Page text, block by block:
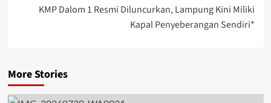
KMP Dalom 1 Resmi Diluncurkan, Lampung Kini Miliki
Kapal Penyeberangan Sendiri*
More Stories